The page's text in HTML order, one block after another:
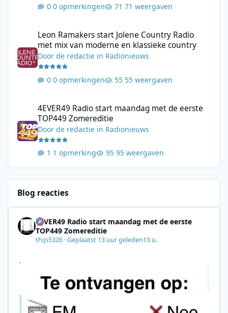
0 opmerkingen 71 weergaven
Leon Ramakers start Jolene Country Radio
met mix van moderne en klassieke country
Doorde redactie in Radionieuws
0 opmerkingen 55 weergaven
4EVER49 Radio start maandag met de eerste
TOP449 Zomereditie
Doorde redactie in Radionieuws
1 opmerking 95 weergaven
Blog reacties
4EVER49 Radio start maandag met de eerste
TOP449 Zomereditie
thijs5326 ·Geplaatst 13 uur geleden13 u.
.